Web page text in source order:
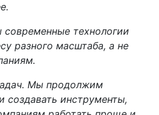
технологии
разного масштаба, а не
Мы продолжим
создавать инструменты,